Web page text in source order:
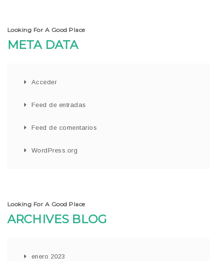
Looking For A Good Place
META DATA
Acceder
Feed de entradas
Feed de comentarios
WordPress.org
Looking For A Good Place
ARCHIVES BLOG
enero 2023